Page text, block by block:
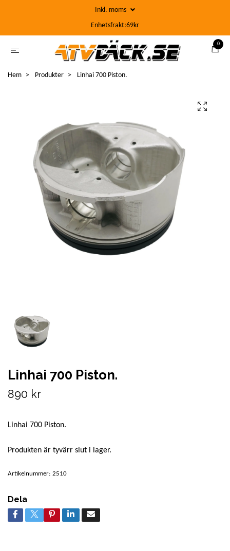
Inkl. moms
Enhetsfrakt:69kr
0
Hem Produkter Linhai 700 Piston.
Linhai 700 Piston.
890 kr
Linhai 700 Piston.
Produkten är tyvärr slut i lager.
Artikelnummer: 2510
Dela